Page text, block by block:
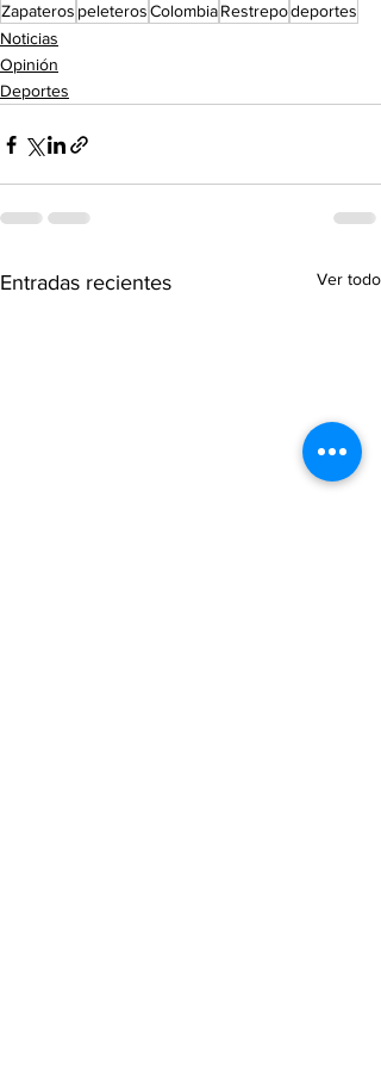
Zapateros peleterosColombiaRestrepodeportes
Noticias
Opinión
Deportes
Entradas recientes Ver todo